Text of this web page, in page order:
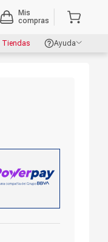
Mis
compras
Tiendas Ayuda